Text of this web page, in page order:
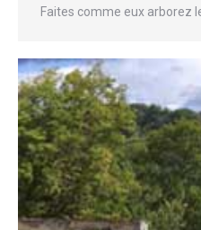
Faites comme eux arborez